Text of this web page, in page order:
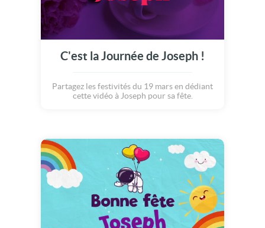
C'est la Journée de Joseph !
Partagez les festivités du 19 mars en dédiant
cette vidéo à Joseph pour sa fête.